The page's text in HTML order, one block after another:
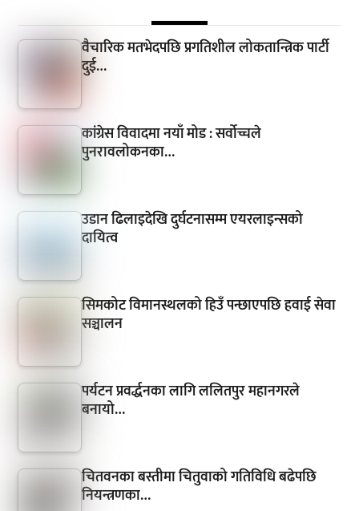
वैचारिक मतभेदपछि प्रगतिशील लोकतान्त्रिक पार्टी
दुई…
कांग्रेस विवादमा नयाँ मोड : सर्वोच्चले
पुनरावलोकनका…
उडान ढिलाइदेखि दुर्घटनासम्म एयरलाइन्सको
दायित्व
सिमकोट विमानस्थलको हिउँ पन्छाएपछि हवाई सेवा
सञ्चालन
पर्यटन प्रवर्द्धनका लागि ललितपुर महानगरले
बनायो…
चितवनका बस्तीमा चितुवाको गतिविधि बढेपछि
नियन्त्रणका…